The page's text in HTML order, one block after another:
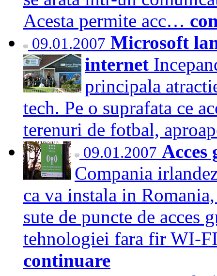
Acesta permite acc…
09.01.2007 Microsoft
internet
principala
tech. Pe o suprafata ce
terenuri de fotbal,
09.01.2007
Compania
ca va instala in
sute de puncte de
tehnologiei fara fir WI-
continuare